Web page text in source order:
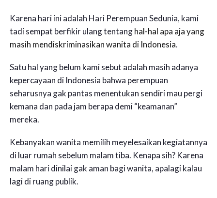
Karena hari ini adalah Hari Perempuan Sedunia, kami
tadi sempat berfikir ulang tentanghal-hal apa aja yang
masih mendiskriminasikan wanita di Indonesia.
Satu hal yang belum kami sebut adalah masih adanya
kepercayaan di Indonesia bahwa perempuan
seharusnya gak pantas menentukan sendiri mau pergi
kemana dan pada jam berapa demi “keamanan”
mereka.
Kebanyakan wanita memilih meyelesaikan kegiatannya
di luar rumah sebelum malam tiba. Kenapa sih? Karena
malam hari dinilai gak aman bagi wanita, apalagi kalau
lagi di ruang publik.